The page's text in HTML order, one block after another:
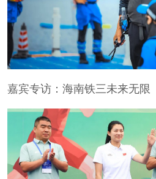
嘉宾专访：海南铁三未来无限